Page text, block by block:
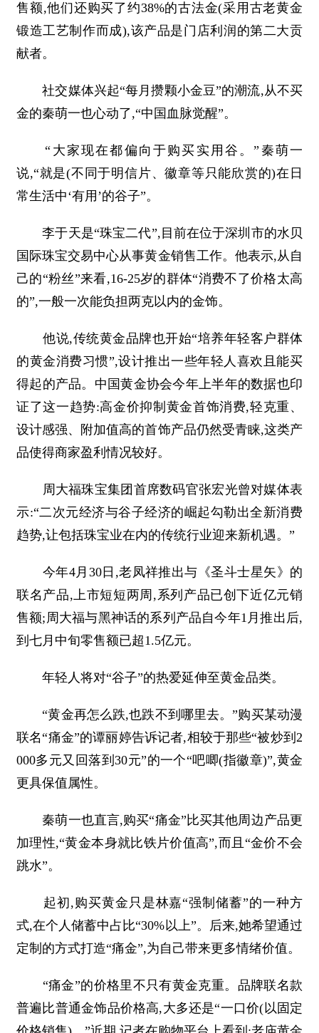
售额,他们还购买了约38%的古法金(采用古老黄金
锻造工艺制作而成),该产品是门店利润的第二大贡
献者。
社交媒体兴起“每月攒颗小金豆”的潮流,从不买
金的秦萌一也心动了,“中国血脉觉醒”。
“大家现在都偏向于购买实用谷。”秦萌一
说,“就是(不同于明信片、徽章等只能欣赏的)在日
常生活中‘有用’的谷子”。
李于天是“珠宝二代”,目前在位于深圳市的水贝
国际珠宝交易中心从事黄金销售工作。他表示,从自
己的“粉丝”来看,16-25岁的群体“消费不了价格太高
的”,一般一次能负担两克以内的金饰。
他说,传统黄金品牌也开始“培养年轻客户群体
的黄金消费习惯”,设计推出一些年轻人喜欢且能买
得起的产品。中国黄金协会今年上半年的数据也印
证了这一趋势:高金价抑制黄金首饰消费,轻克重、
设计感强、附加值高的首饰产品仍然受青睐,这类产
品使得商家盈利情况较好。
周大福珠宝集团首席数码官张宏光曾对媒体表
示:“二次元经济与谷子经济的崛起勾勒出全新消费
趋势,让包括珠宝业在内的传统行业迎来新机遇。”
今年4月30日,老凤祥推出与《圣斗士星矢》的
联名产品,上市短短两周,系列产品已创下近亿元销
售额;周大福与黑神话的系列产品自今年1月推出后,
到七月中旬零售额已超1.5亿元。
年轻人将对“谷子”的热爱延伸至黄金品类。
“黄金再怎么跌,也跌不到哪里去。”购买某动漫
联名“痛金”的谭丽婷告诉记者,相较于那些“被炒到2
000多元又回落到30元”的一个“吧唧(指徽章)”,黄金
更具保值属性。
秦萌一也直言,购买“痛金”比买其他周边产品更
加理性,“黄金本身就比铁片价值高”,而且“金价不会
跳水”。
起初,购买黄金只是林嘉“强制储蓄”的一种方
式,在个人储蓄中占比“30%以上”。后来,她希望通过
定制的方式打造“痛金”,为自己带来更多情绪价值。
“痛金”的价格里不只有黄金克重。品牌联名款
普遍比普通金饰品价格高,大多还是“一口价(以固定